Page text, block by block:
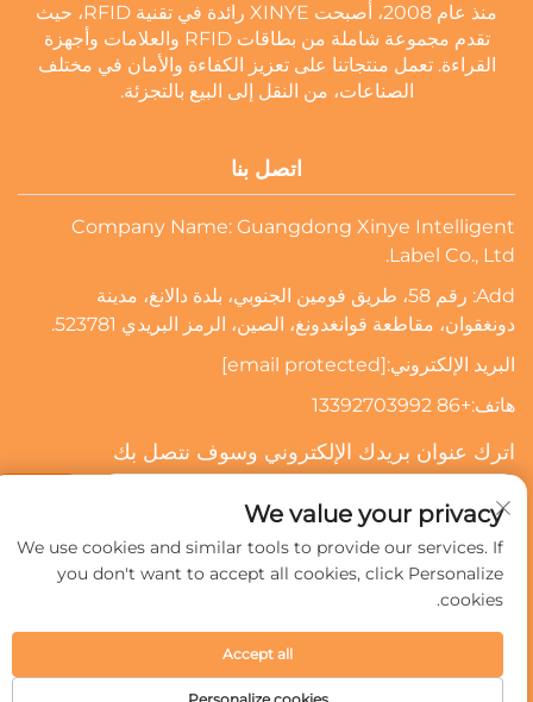
منذ عام 2008، أصبحت XINYE رائدة في تقنية RFID، حيث
تقدم مجموعة شاملة من بطاقات RFID والعلامات وأجهزة
القراءة. تعمل منتجاتنا على تعزيز الكفاءة والأمان في مختلف
الصناعات، من النقل إلى البيع بالتجزئة.
اتصل بنا
Company Name: Guangdong Xinye Intelligent
Label Co., Ltd.
Add: رقم 58، طريق فومين الجنوبي، بلدة دالانغ، مدينة
دونغقوان، مقاطعة قوانغدونغ، الصين، الرمز البريدي 523781.
البريد الإلكتروني:[email protected]
هاتف:+86 13392703992
اترك عنوان بريدك الإلكتروني وسوف نتصل بك
We value your privacy
We use cookies and similar tools to provide our services. If
you don't want to accept all cookies, click Personalize
cookies.
Accept all